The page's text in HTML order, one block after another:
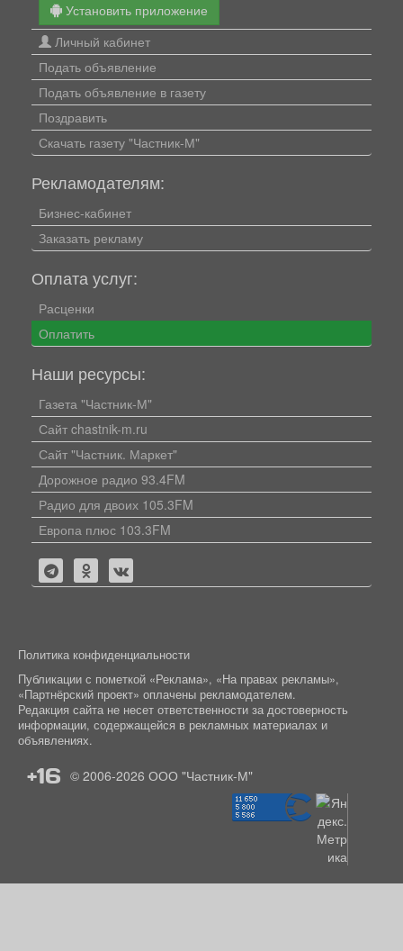
Установить приложение
Личный кабинет
Подать объявление
Подать объявление в газету
Поздравить
Скачать газету "Частник-М"
Рекламодателям:
Бизнес-кабинет
Заказать рекламу
Оплата услуг:
Расценки
Оплатить
Наши ресурсы:
Газета "Частник-М"
Сайт chastnik-m.ru
Сайт "Частник. Маркет"
Дорожное радио 93.4FM
Радио для двоих 105.3FM
Европа плюс 103.3FM
Политика конфиденциальности
Публикации с пометкой «Реклама», «На правах рекламы»,
«Партнёрский проект» оплачены рекламодателем.
Редакция сайта не несет ответственности за достоверность
информации, содержащейся в рекламных материалах и
объявлениях.
+16 © 2006-2026 ООО "Частник-М"